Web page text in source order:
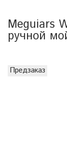
Meguiars
ручной
Предзаказ